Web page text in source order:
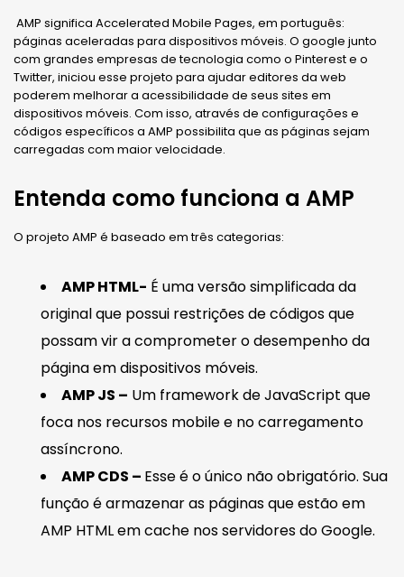
AMP significa Accelerated Mobile Pages, em português:
páginas aceleradas para dispositivos móveis. O google junto
com grandes empresas de tecnologia como o Pinterest e o
Twitter, iniciou esse projeto para ajudar editores da web
poderem melhorar a acessibilidade de seus sites em
dispositivos móveis. Com isso, através de configurações e
códigos específicos a AMP possibilita que as páginas sejam
carregadas com maior velocidade.
Entenda como funciona a AMP
O projeto AMP é baseado em três categorias:
AMP HTML- É uma versão simplificada da
original que possui restrições de códigos que
possam vir a comprometer o desempenho da
página em dispositivos móveis.
AMP JS – Um framework de JavaScript que
foca nos recursos mobile e no carregamento
assíncrono.
AMP CDS – Esse é o único não obrigatório. Sua
função é armazenar as páginas que estão em
AMP HTML em cache nos servidores do Google.